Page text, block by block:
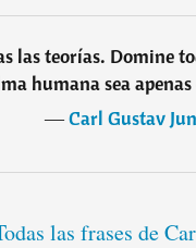
las teorías. Domine
humana sea
―Carl Gustav
las frases de